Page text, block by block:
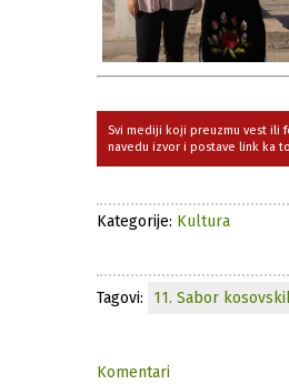
Svi mediji koji preuzmu vest ili
navedu izvor i postave link ka
Kategorije: Kultura
Tagovi: 11. Sabor
Komentari